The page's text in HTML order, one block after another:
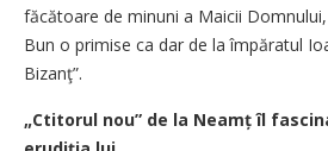
făcătoare de minuni a Maicii
Bun o primise ca dar de la împăratul
Bizanţ”.
„Ctitorul nou” de la Neamț îl